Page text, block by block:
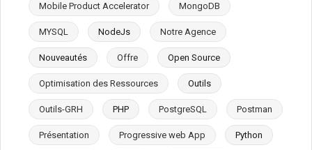
Mobile Product Accelerator MongoDB
MYSQL NodeJs Notre Agence
Nouveautés Offre Open Source
Optimisation des Ressources Outils
Outils-GRH PHP PostgreSQL Postman
Présentation Progressive web App Python